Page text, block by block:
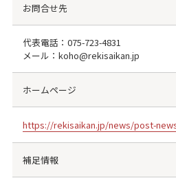
お問合せ先
代表電話： 075-723-4831
メール：koho@rekisaikan.jp
ホームページ
https://rekisaikan.jp/news/post-
補足情報